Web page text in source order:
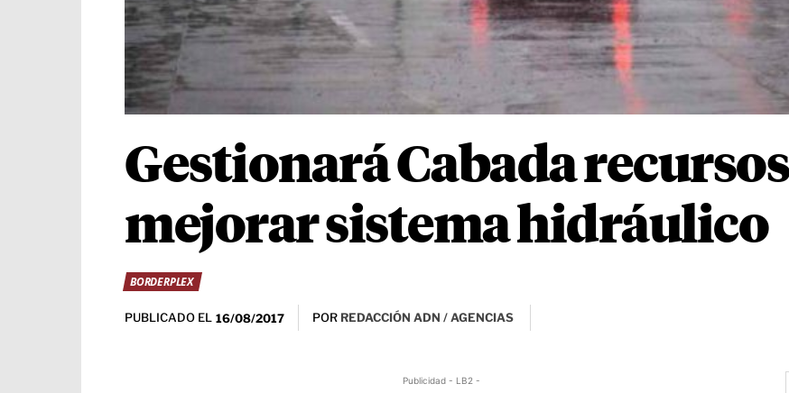
Gestionará Cabada
mejorar sistema hidráulico
BORDERPLEX
PUBLICADO EL 16/08/2017 POR REDACCIÓN ADN / AGENCIAS
Publicidad - LB2 -